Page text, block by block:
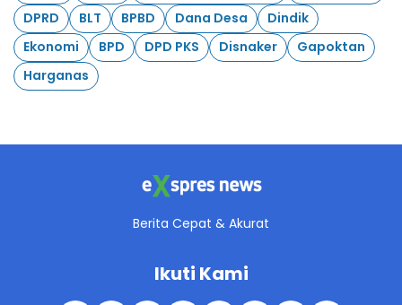
DPRD
BLT BPBD Dana Desa
Dindik
Ekonomi
BPD DPD PKS Disnaker
Gapoktan
Harganas
Berita Cepat & Akurat
Ikuti Kami